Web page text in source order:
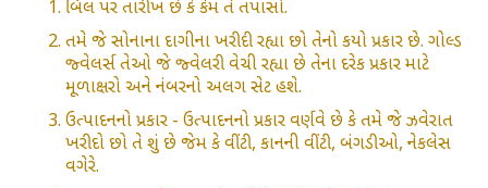
બિલ પર તારીખ છે કે કેમ તે તપાસો.
તમે જે સોનાના દાગીના ખરીદી રહ્યા છો તેનો કયો પ્રકાર છે. ગોલ્ડ
જ્વેલર્સ તેઓ જે જ્વેલરી વેચી રહ્યા છે તેના દરેક પ્રકાર માટે
મૂળાક્ષરો અને નંબરનો અલગ સેટ હશે.
ઉત્પાદનનો પ્રકાર - ઉત્પાદનનો પ્રકાર વર્ણવે છે કે તમે જે ઝવેરાત
ખરીદો છો તે શું છે જેમ કે વીંટી, કાનની વીંટી, બંગડીઓ, નેકલેસ
વગેરે.